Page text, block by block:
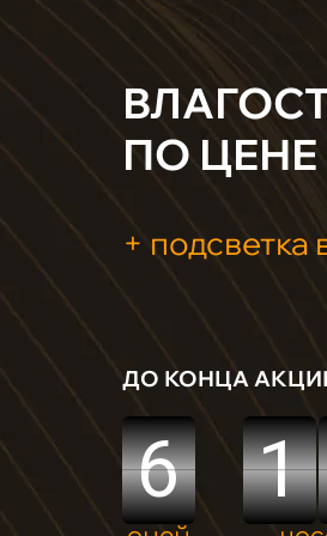
ПО
+ подсветка
ДО КОНЦА
6
6 1
1